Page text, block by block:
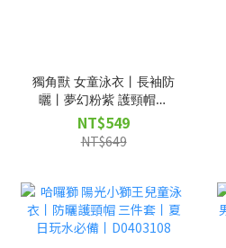
獨角獸 女童泳衣丨長袖防
曬丨夢幻粉紫 護頸帽丨
D0403110
NT$549
NT$649